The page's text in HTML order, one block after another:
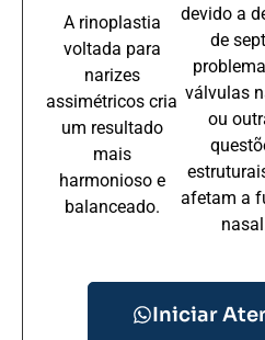
A rinoplastia
voltada para
narizes
assimétricos cria
um resultado
mais
harmonioso e
balanceado.
devido a
de
válvulas
ou
afetam a
Iniciar